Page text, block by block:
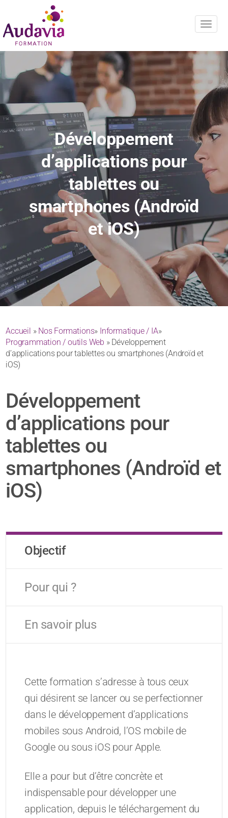
Développement
d’applications pour
tablettes ou
smartphones (Androïd
et iOS)
Accueil » Nos Formations» Informatique / IA»
Programmation / outils Web » Développement
d’applications pour tablettes ou smartphones (Androïd et
iOS)
Développement
d’applications pour
tablettes ou
smartphones (Androïd et
iOS)
Objectif
Pour qui ?
En savoir plus
Cette formation s’adresse à tous ceux
qui désirent se lancer ou se perfectionner
dans le développement d’applications
mobiles sous Android, l’OS mobile de
Google ou sous iOS pour Apple.
Elle a pour but d’être concrète et
indispensable pour développer une
application, depuis le téléchargement du